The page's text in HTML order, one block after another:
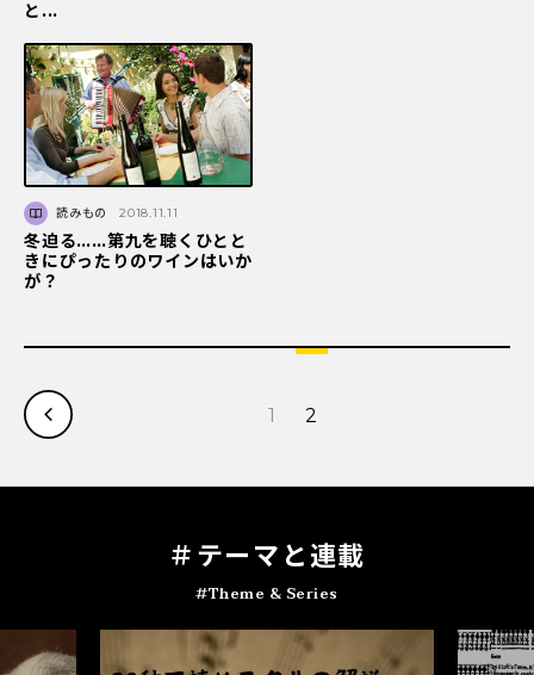
と...
読みもの 2018.11.11
冬迫る……第九を聴くひとと
きにぴったりのワインはいか
が？
1 2
＃テー マと連載
#Theme & Series